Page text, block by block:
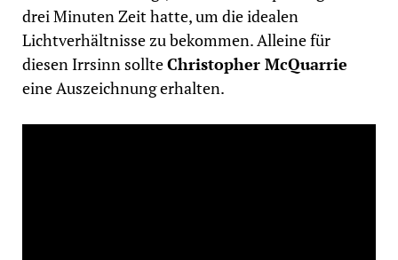
drei Minuten Zeit hatte, um die idealen
Lichtverhältnisse zu bekommen. Alleine für
diesen Irrsinn sollteChristopher McQuarrie
eine Auszeichnung erhalten.